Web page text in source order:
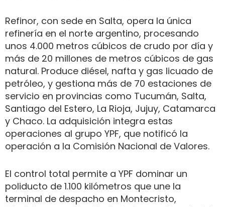
Refinor, con sede en Salta, opera la única
refinería en el norte argentino, procesando
unos 4.000 metros cúbicos de crudo por día y
más de 20 millones de metros cúbicos de gas
natural. Produce diésel, nafta y gas licuado de
petróleo, y gestiona más de 70 estaciones de
servicio en provincias como Tucumán, Salta,
Santiago del Estero, La Rioja, Jujuy, Catamarca
y Chaco. La adquisición integra estas
operaciones al grupo YPF, que notificó la
operación a la Comisión Nacional de Valores.
El control total permite a YPF dominar un
poliducto de 1.100 kilómetros que une la
terminal de despacho en Montecristo,